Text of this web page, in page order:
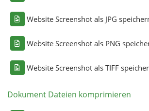
Website Screenshot als JPG
Website Screenshot als PNG
Website Screenshot als TIFF
Dokument Dateien komprimieren